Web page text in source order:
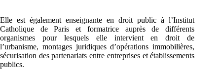
Elle est également enseignante en droit public à l’Institut
Catholique de Paris et formatrice auprès de différents
organismes pour lesquels elle intervient en droit de
l’urbanisme, montages juridiques d’opérations immobilières,
sécurisation des partenariats entre entreprises et établissements
publics.